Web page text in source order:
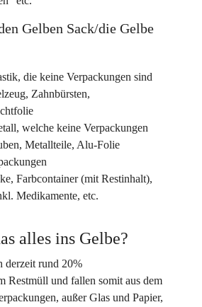
Gelben Sack/die Gelbe
die keine Verpackungen sind
Zahnbürsten,
welche keine Verpackungen
Metallteile, Alu-Folie
Farbcontainer (mit Restinhalt),
Medikamente, etc.
alles ins Gelbe?
derzeit rund 20%
Restmüll und fallen somit aus dem
außer Glas und Papier,